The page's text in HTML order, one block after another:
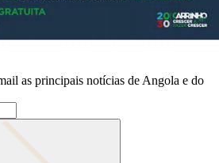
as principais notícias de Angola e do